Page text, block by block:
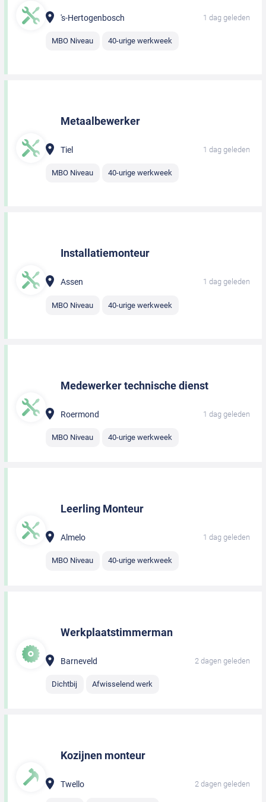
's-Hertogenbosch 1 dag geleden
MBO Niveau 40-urige werkweek
Metaalbewerker
Tiel 1 dag geleden
MBO Niveau 40-urige werkweek
Installatiemonteur
Assen 1 dag geleden
MBO Niveau 40-urige werkweek
Medewerker technische dienst
Roermond 1 dag geleden
MBO Niveau 40-urige werkweek
Leerling Monteur
Almelo 1 dag geleden
MBO Niveau 40-urige werkweek
Werkplaatstimmerman
Barneveld 2 dagen geleden
Dichtbij Afwisselend werk
Kozijnen monteur
Twello 2 dagen geleden